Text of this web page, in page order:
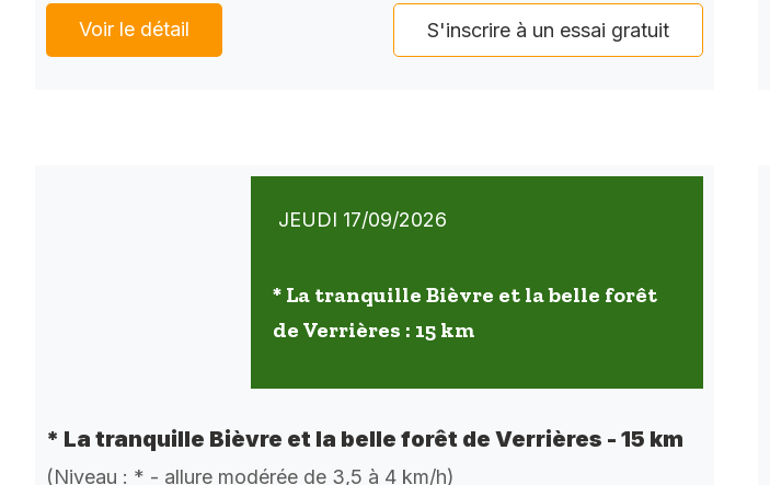
Voir le détail S'inscrire à un essai gratuit
JEUDI 17/09/2026
* La tranquille Bièvre et la belle forêt
de Verrières : 15 km
* La tranquille Bièvre et la belle forêt de Verrières - 15 km
(Niveau : * - allure modérée de 3,5 à 4 km/h)